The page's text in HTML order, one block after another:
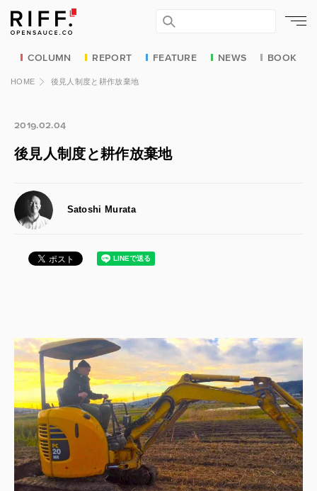
COLUMN REPORT FEATURE NEWS BOOK
HOME 後見人制度と耕作放棄地
2019.02.04
後見人制度と耕作放棄地
Satoshi Murata